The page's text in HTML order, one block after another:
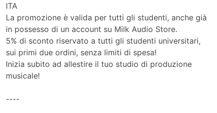
ITA
La promozione è valida per tutti gli studenti, anche già
in possesso di un account su Milk Audio Store.
5% di sconto riservato a tutti gli studenti universitari,
sui primi due ordini, senza limiti di spesa!
Inizia subito ad allestire il tuo studio di produzione
musicale!
----